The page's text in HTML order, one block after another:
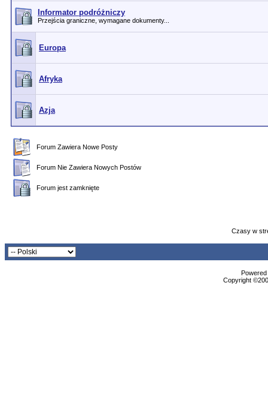
Informator podróżniczy
Przejścia graniczne, wymagane dokumenty...
Europa
Afryka
Azja
Forum Zawiera Nowe Posty
Forum Nie Zawiera Nowych Postów
Forum jest zamknięte
Czasy w
Copyright